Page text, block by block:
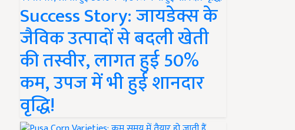
Success Story: जायडेक्स के
जैविक उत्पादों से बदली खेती
की तस्वीर, लागत हुई 50%
कम, उपज में भी हुई शानदार
वृद्धि!